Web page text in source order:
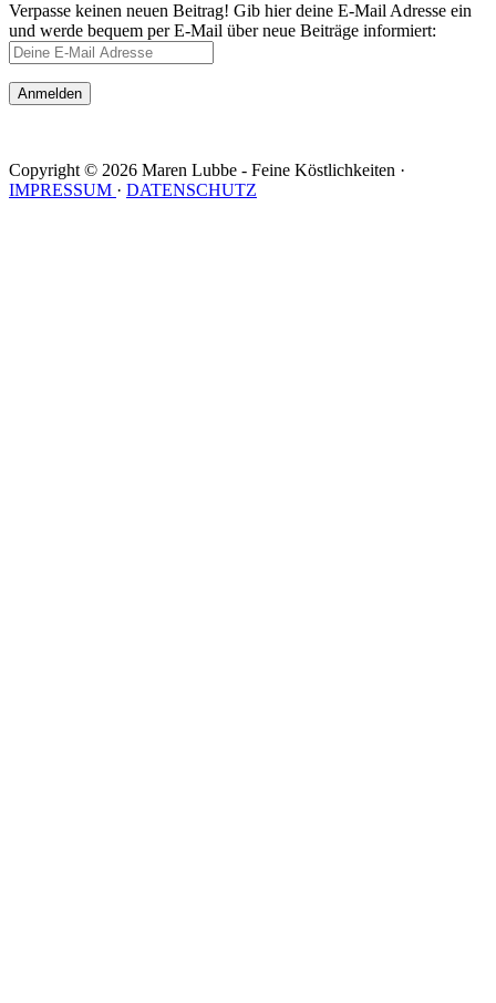
Verpasse keinen neuen Beitrag! Gib hier deine E-Mail Adresse ein
und werde bequem per E-Mail über neue Beiträge informiert:
Copyright © 2026 Maren Lubbe - Feine Köstlichkeiten ·
IMPRESSUM · DATENSCHUTZ